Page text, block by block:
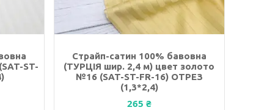
ST-
Страйп-сатин 100% бавовна
(ТУРЦІЯ шир. 2,4 м) цвет золото
№16 (SAT-ST-FR-16) ОТРЕЗ
(1,3*2,4)
265 ₴